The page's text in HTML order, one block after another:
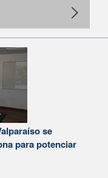
se
para potenciar